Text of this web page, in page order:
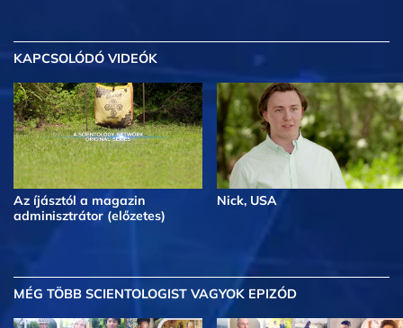
KAPCSOLÓDÓ VIDEÓK
Az íjásztól a magazin
adminisztrátor (előzetes)
Nick, USA
MÉG TÖBB SCIENTOLOGIST VAGYOK EPIZÓD